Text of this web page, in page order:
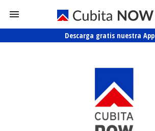
Descarga gratis nuestra App